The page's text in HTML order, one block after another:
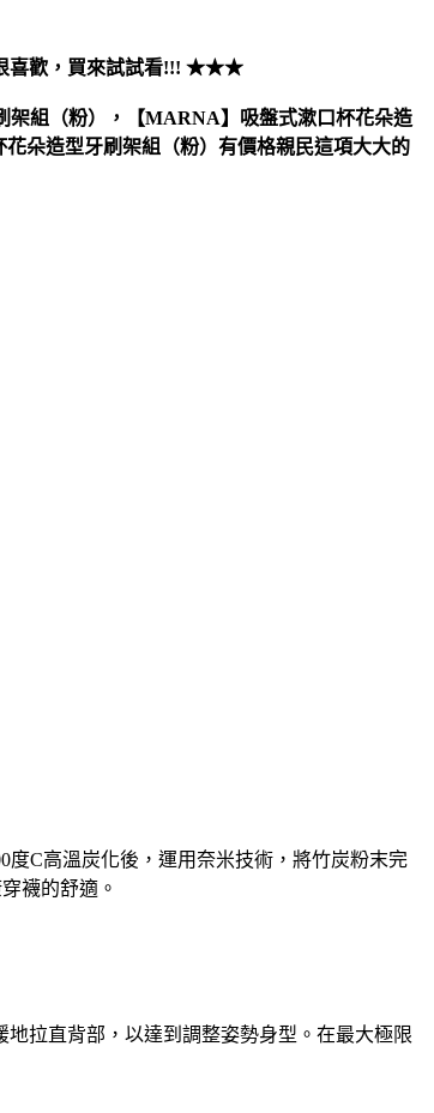
喜歡，買來試試看!!! ★★★
組（粉），【MARNA】吸盤式漱口杯花朵造
朵造型牙刷架組（粉）有價格親民這項大大的
度C高溫炭化後，運用奈米技術，將竹炭粉末完
襪的舒適。
拉直背部，以達到調整姿勢身型。在最大極限